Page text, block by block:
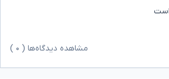
است
مشاهده دیدگاه‌ها ( ۰